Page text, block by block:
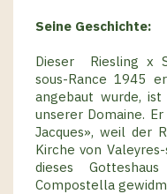
Seine Geschichte:
Dieser
Riesling x
sous-Rance 1945
angebaut wurde,
unserer Domaine.
Jacques», weil der
Kirche von
dieses
Compostella